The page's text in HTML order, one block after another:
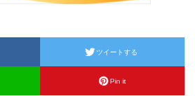
ツイートする
Pin it